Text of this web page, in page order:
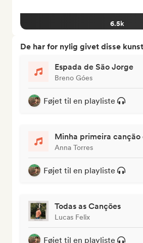
6.5k
De har for nylig givet disse
Espada de São Jorge
Breno Góes
Føjet til en playliste
Minha primeira canção
Anna Torres
Føjet til en playliste
Todas as Canções
Lucas Felix
Føjet til en playliste